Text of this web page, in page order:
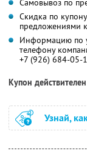
Самовывоз по
Скидка по
предложениями
Информацию по
телефону
+7 (926) 684-05-
Купон
Узнай,